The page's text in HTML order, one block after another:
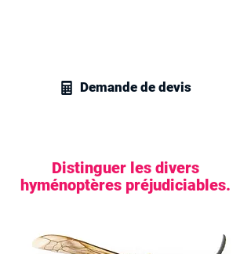
Demande de devis
Distinguer les divers
hyménoptères préjudiciables.